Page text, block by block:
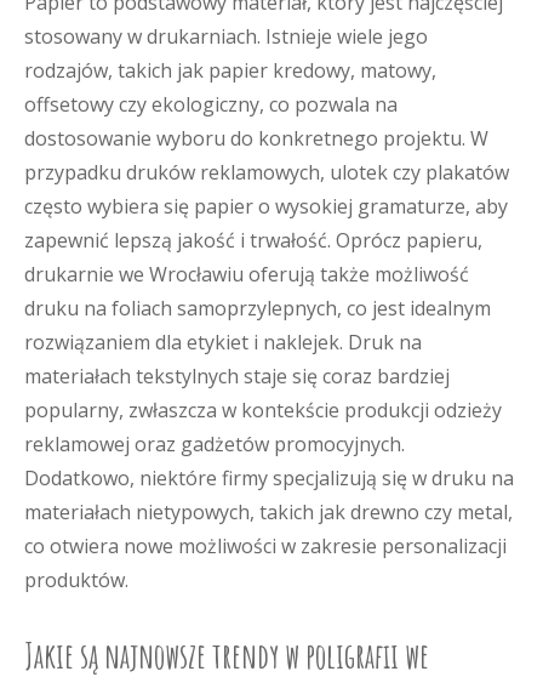
stosowany w drukarniach. Istnieje wiele jego
rodzajów, takich jak papier kredowy, matowy,
offsetowy czy ekologiczny, co pozwala na
dostosowanie wyboru do konkretnego projektu. W
przypadku druków reklamowych, ulotek czy plakatów
często wybiera się papier o wysokiej gramaturze, aby
zapewnić lepszą jakość i trwałość. Oprócz papieru,
drukarnie we Wrocławiu oferują także możliwość
druku na foliach samoprzylepnych, co jest idealnym
rozwiązaniem dla etykiet i naklejek. Druk na
materiałach tekstylnych staje się coraz bardziej
popularny, zwłaszcza w kontekście produkcji odzieży
reklamowej oraz gadżetów promocyjnych.
Dodatkowo, niektóre firmy specjalizują się w druku na
materiałach nietypowych, takich jak drewno czy metal,
co otwiera nowe możliwości w zakresie personalizacji
produktów.
Jakie są najnowsze trendy w poligrafii we